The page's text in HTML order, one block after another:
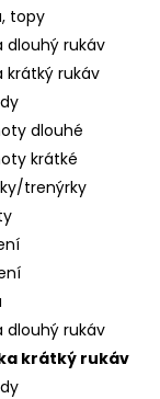
topy
dlouhý rukáv
krátký rukáv
dlouhé
krátké
trenýrky
dlouhý rukáv
krátký rukáv